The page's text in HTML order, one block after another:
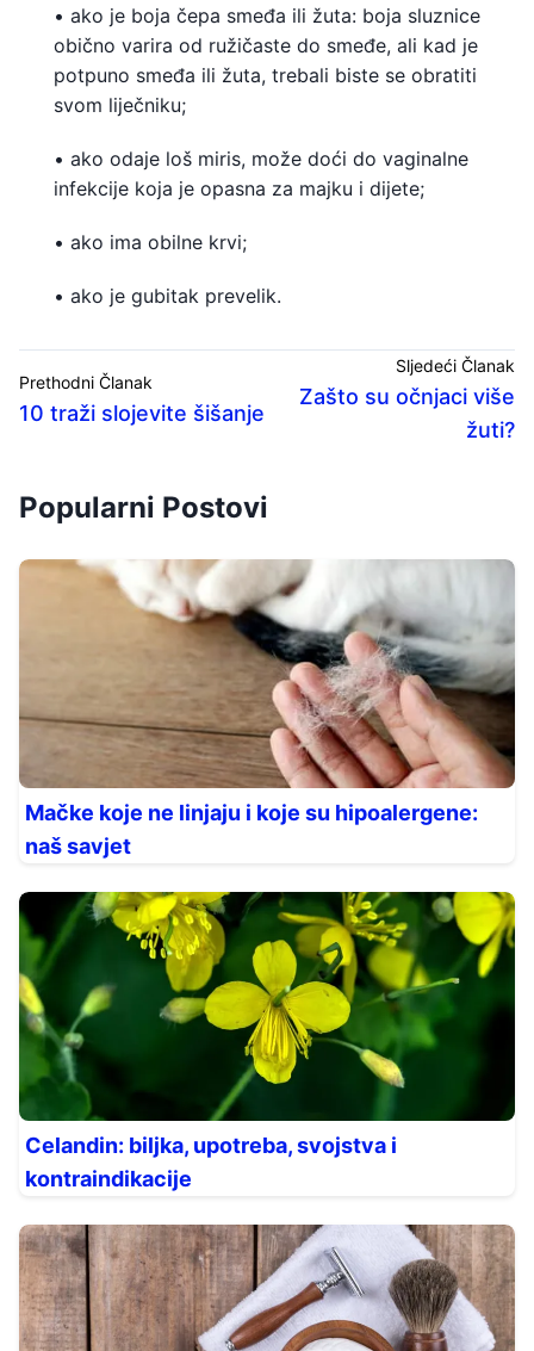
• ako je boja čepa smeđa ili žuta: boja sluznice
obično varira od ružičaste do smeđe, ali kad je
potpuno smeđa ili žuta, trebali biste se obratiti
svom liječniku;
• ako odaje loš miris, može doći do vaginalne
infekcije koja je opasna za majku i dijete;
• ako ima obilne krvi;
• ako je gubitak prevelik.
Prethodni Članak
10 traži slojevite šišanje
Sljedeći Članak
Zašto su očnjaci više
žuti?
Popularni Postovi
Mačke koje ne linjaju i koje su hipoalergene:
naš savjet
Celandin: biljka, upotreba, svojstva i
kontraindikacije